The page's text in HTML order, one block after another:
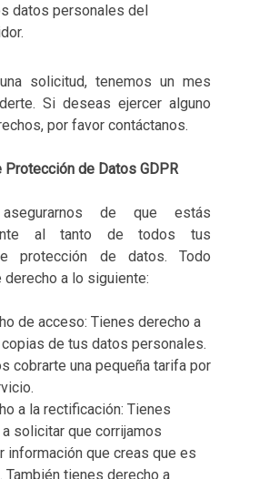
datos personales del
solicitud, tenemos un mes
Si deseas ejercer alguno
por favor contáctanos.
Protección de Datos GDPR
asegurarnos de que estás
al tanto de todos tus
protección de datos. Todo
derecho a lo siguiente:
de acceso: Tienes derecho a
de tus datos personales.
cobrarte una pequeña tarifa por
a la rectificación: Tienes
solicitar que corrijamos
información que creas que es
También tienes derecho a